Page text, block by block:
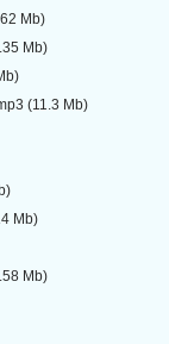
Mb)
Mb)
(11.3 Mb)
Mb)
Mb)